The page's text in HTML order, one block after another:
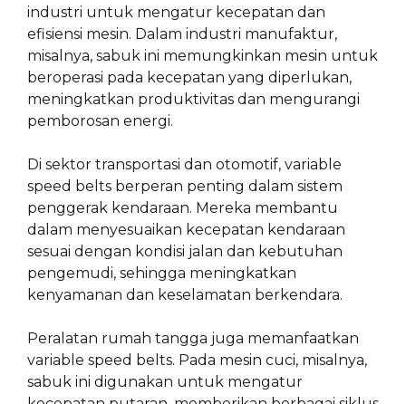
industri untuk mengatur kecepatan dan
efisiensi mesin. Dalam industri manufaktur,
misalnya, sabuk ini memungkinkan mesin untuk
beroperasi pada kecepatan yang diperlukan,
meningkatkan produktivitas dan mengurangi
pemborosan energi.
Di sektor transportasi dan otomotif, variable
speed belts berperan penting dalam sistem
penggerak kendaraan. Mereka membantu
dalam menyesuaikan kecepatan kendaraan
sesuai dengan kondisi jalan dan kebutuhan
pengemudi, sehingga meningkatkan
kenyamanan dan keselamatan berkendara.
Peralatan rumah tangga juga memanfaatkan
variable speed belts. Pada mesin cuci, misalnya,
sabuk ini digunakan untuk mengatur